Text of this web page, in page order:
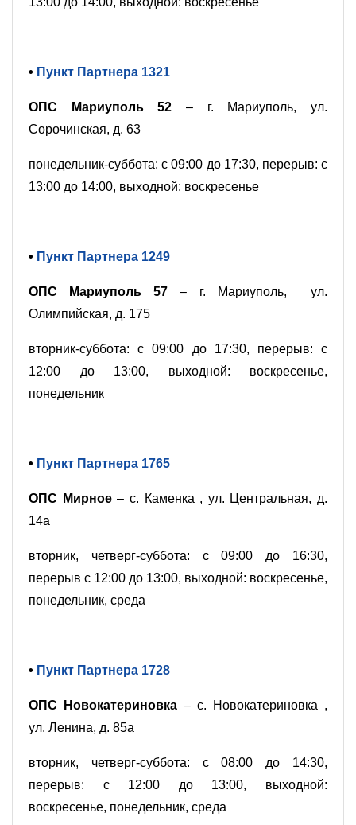
• Пункт Партнера 1321
ОПС Мариуполь 52 – г. Мариуполь, ул.
Сорочинская, д. 63
понедельник-суббота: с 09:00 до 17:30, перерыв: с
13:00 до 14:00, выходной: воскресенье
• Пункт Партнера 1249
ОПС Мариуполь 57 – г. Мариуполь, ул.
Олимпийская, д. 175
вторник-суббота: с 09:00 до 17:30, перерыв: с
12:00 до 13:00, выходной: воскресенье,
понедельник
• Пункт Партнера 1765
ОПС Мирное– с. Каменка , ул. Центральная, д.
14а
вторник, четверг-суббота: с 09:00 до 16:30,
перерыв с 12:00 до 13:00, выходной: воскресенье,
понедельник, среда
• Пункт Партнера 1728
ОПС Новокатериновка – с. Новокатериновка ,
ул. Ленина, д. 85а
вторник, четверг-суббота: с 08:00 до 14:30,
перерыв: с 12:00 до 13:00, выходной:
воскресенье, понедельник, среда